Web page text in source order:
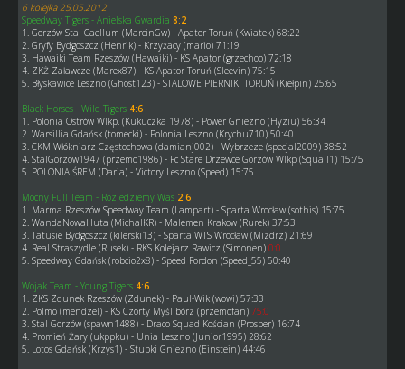
6 kolejka 25.05.2012
Speedway Tigers - Anielska Gwardia 8:2
1. Gorzów Stal Caellum (MarcinGw) - Apator Toruń (Kwiatek) 68:22
2. Gryfy Bydgoszcz (Henrik) - Krzyżacy (mario) 71:19
3. Hawaiki Team Rzeszów (Hawaiki) - KS Apator (grzechoo) 72:18
4. ZKŻ Załawcze (Marex87) - KS Apator Toruń (Sleevin) 75:15
5. Błyskawice Leszno (Ghost123) - STALOWE PIERNIKI TORUŃ (Kiełpin) 25:65
Black Horses - Wild Tigers 4:6
1. Polonia Ostrów Wlkp. (Kukuczka 1978) - Power Gniezno (Hyziu) 56:34
2. Warsillia Gdańsk (tomecki) - Polonia Leszno (Krychu710) 50:40
3. CKM Włókniarz Częstochowa (damianj002) - Wybrzeze (specjal2009) 38:52
4. StalGorzow1947 (przemo1986) - Fc Stare Drzewce Gorzów Wlkp (Squall1) 15:75
5. POLONIA ŚREM (Daria) - Victory Leszno (Speed) 15:75
Mocny Full Team - Rozjedziemy Was 2:6
1. Marma Rzeszów Speedway Team (Lampart) - Sparta Wrocław (sothis) 15:75
2. WandaNowaHuta (MichalKR) - Malemen Krakow (Rurek) 37:53
3. Tatusie Bydgoszcz (kilerski13) - Sparta WTS Wrocław (Mizdrz) 21:69
4. Real Straszydle (Rusek) - RKS Kolejarz Rawicz (Simonen) 0:0
5. Speedway Gdańsk (robcio2x8) - Speed Fordon (Speed_55) 50:40
Wojak Team - Young Tigers 4:6
1. ZKS Zdunek Rzeszów (Zdunek) - Paul-Wik (wowi) 57:33
2. Polmo (mendzel) - KS Czorty Myślibórz (przemofan) 75:0
3. Stal Gorzów (spawn1488) - Draco Squad Kościan (Prosper) 16:74
4. Promień Żary (ukppku) - Unia Leszno (Junior1995) 28:62
5. Lotos Gdańsk (Krzys1) - Stupki Gniezno (Einstein) 44:46